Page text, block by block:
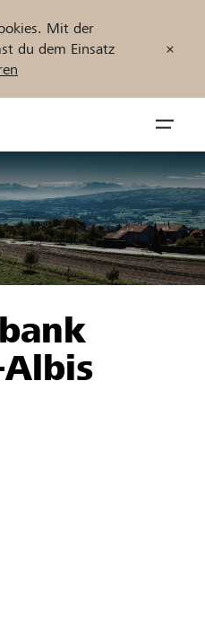
Mit der
du dem Einsatz
öffnen
finden